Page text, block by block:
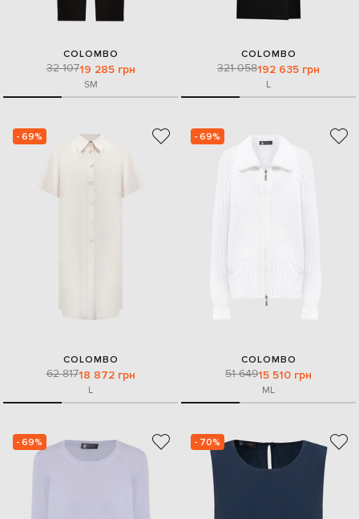
COLOMBO
32 10719 285 грн
SM
COLOMBO
321 058192 635 грн
L
- 69%
COLOMBO
62 81718 872 грн
L
- 69%
COLOMBO
51 64915 510 грн
ML
- 69% - 70%